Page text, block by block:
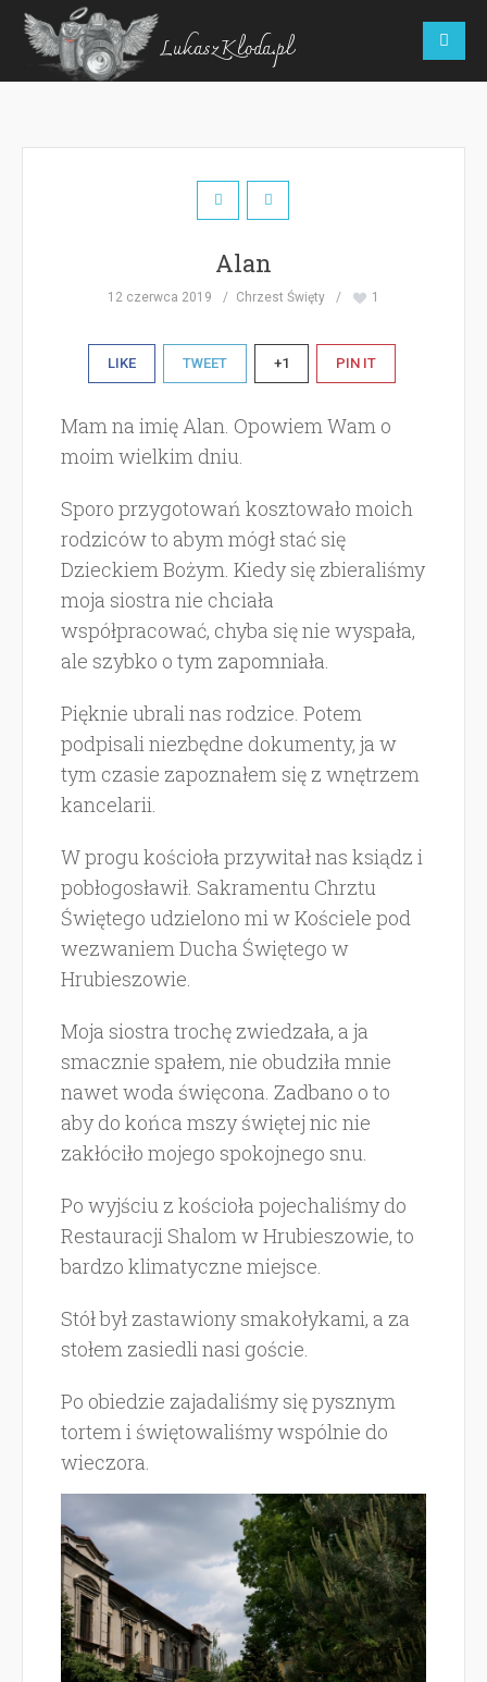
LukaszKloda.pl
Alan
12 czerwca 2019 Chrzest Święty 1
LIKE TWEET +1 PIN IT
Mam na imię Alan. Opowiem Wam o
moim wielkim dniu.
Sporo przygotowań kosztowało moich
rodziców to abym mógł stać się
Dzieckiem Bożym. Kiedy się zbieraliśmy
moja siostra nie chciała
współpracować, chyba się nie wyspała,
ale szybko o tym zapomniała.
Pięknie ubrali nas rodzice. Potem
podpisali niezbędne dokumenty, ja w
tym czasie zapoznałem się z wnętrzem
kancelarii.
W progu kościoła przywitał nas ksiądz i
pobłogosławił. Sakramentu Chrztu
Świętego udzielono mi w Kościele pod
wezwaniem Ducha Świętego w
Hrubieszowie.
Moja siostra trochę zwiedzała, a ja
smacznie spałem, nie obudziła mnie
nawet woda święcona. Zadbano o to
aby do końca mszy świętej nic nie
zakłóciło mojego spokojnego snu.
Po wyjściu z kościoła pojechaliśmy do
Restauracji Shalom w Hrubieszowie, to
bardzo klimatyczne miejsce.
Stół był zastawiony smakołykami, a za
stołem zasiedli nasi goście.
Po obiedzie zajadaliśmy się pysznym
tortem i świętowaliśmy wspólnie do
wieczora.